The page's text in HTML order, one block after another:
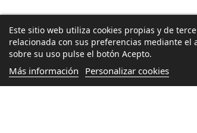
Este sitio web utiliza cookies propias y de
relacionada con sus preferencias mediante
sobre su uso pulse el botón Acepto.
Más información Personalizar cookies